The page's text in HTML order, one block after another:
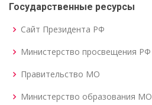
Государственные ресурсы
Сайт Президента РФ
Министерство просвещения РФ
Правительство МО
Министерство образования МО